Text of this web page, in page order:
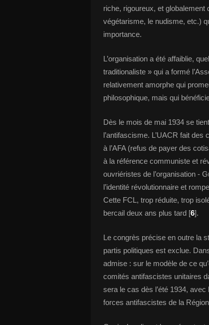
riche, rigoureux, et
végétarisme, le nudisme, etc.)
importance.
L’organisation a été affaiblie,
traditionaliste » qui a formé
relativement amorphe qui
philosophique, mais qui
Dès le mois de mai 1934 se
l’antifascisme. L’UACR fait
à l’AFA (refus de payer des
à la référence communiste et
ouvriéristes de l’organisation -
l’identité révolutionnaire et
Cette FCL, trop réduite, trop
bercail deux ans plus tard [6].
Le congrès précise en outre la
partis politiques est exclue.
admise : sur le modèle de ce
comités antifascistes unitaires
sera le cas dès l’été 1934,
forces antifascistes de la